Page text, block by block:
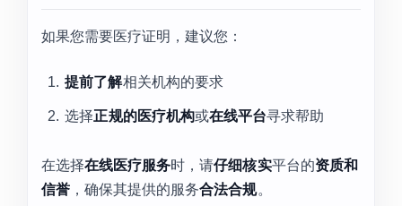
如果您需要医疗证明，建议您：
提前了解相关机构的要求
选择正规的医疗机构或在线平台寻求帮助
在选择在线医疗服务时，请仔细核实平台的资质和
信誉 ，确保其提供的服务合法合规。